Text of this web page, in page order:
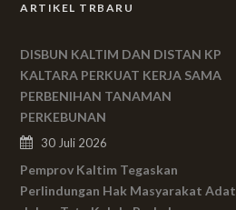
ARTIKEL TRBARU
DISBUN KALTIM DAN DISTAN KP
KALTARA PERKUAT KERJA SAMA
PERBENIHAN TANAMAN
PERKEBUNAN
30 Juli 2026
Pemprov Kaltim Tegaskan
Perlindungan Hak Masyarakat Adat